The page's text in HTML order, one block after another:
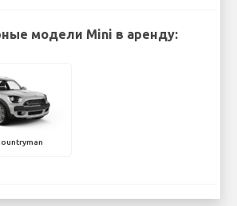
модели Mini в аренду: